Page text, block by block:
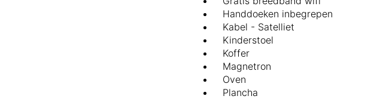
Handdoeken inbegrepen
Kabel - Satelliet
Kinderstoel
Koffer
Magnetron
Oven
Plancha